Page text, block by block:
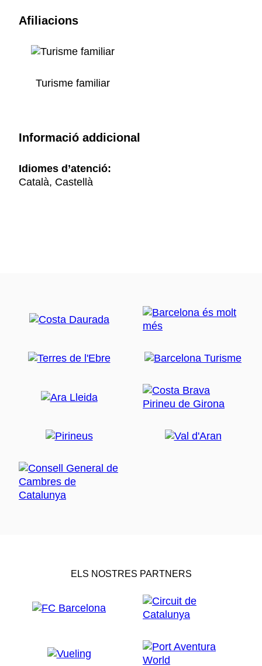
Afiliacions
Turisme familiar
Informació addicional
Idiomes d’atenció:
Català, Castellà
ELS NOSTRES PARTNERS